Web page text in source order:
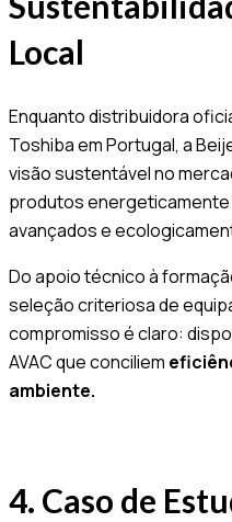
Local
Enquanto distribuidora
Toshiba em Portugal, a
visão sustentável no
produtos
avançados e
Do apoio técnico à
seleção criteriosa de
compromisso é claro:
AVAC que conciliem
ambiente.
4. Caso de